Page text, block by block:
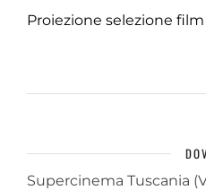
Proiezione selezione film
Supercinema Tuscania